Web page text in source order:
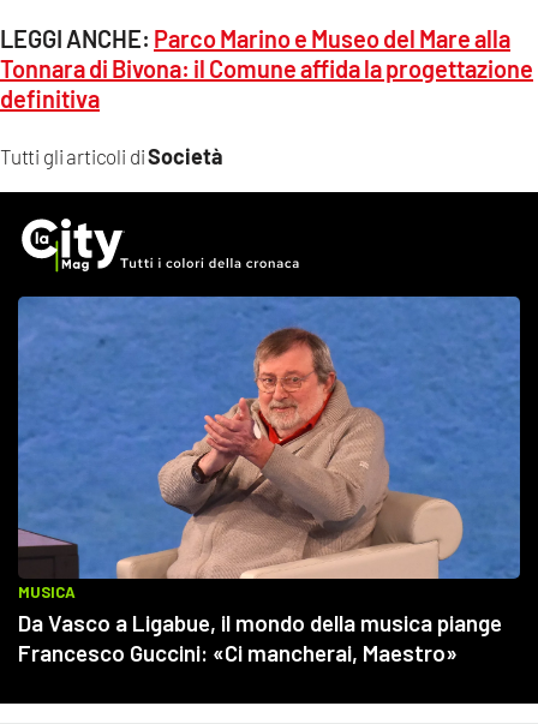
Tutti gli articoli diSocietà
LEGGI ANCHE: Parco Marino e Museo del Mare alla
Tonnara di Bivona: il Comune affida la progettazione
definitiva